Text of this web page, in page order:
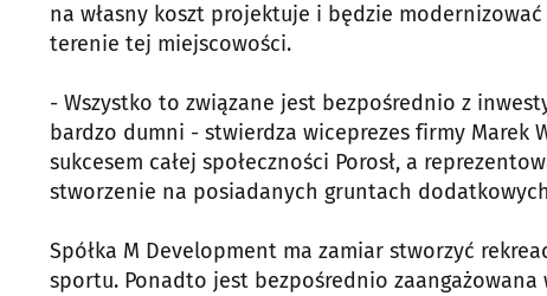
na własny koszt projektuje i będzie
terenie tej miejscowości.
- Wszystko to związane jest bezpośrednio z
bardzo dumni - stwierdza wiceprezes firmy Marek
sukcesem całej społeczności Porosł, a
stworzenie na posiadanych gruntach
Spółka M Development ma zamiar stworzyć
sportu. Ponadto jest bezpośrednio zaangażowana